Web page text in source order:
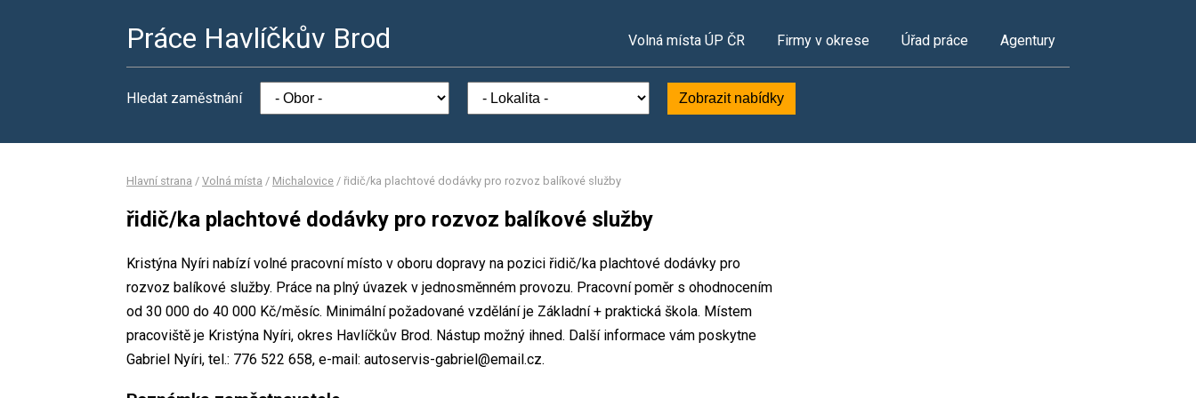
Práce Havlíčkův Brod Volná místa ÚP ČR Firmy v okrese Úřad práce Agentury
Hledat zaměstnání Zobrazit nabídky
Hlavní strana / Volná místa / Michalovice / řidič/ka plachtové dodávky pro rozvoz balíkové služby
řidič/ka plachtové dodávky pro rozvoz balíkové služby
Kristýna Nyíri nabízí volné pracovní místo v oboru dopravy na pozici řidič/ka plachtové dodávky pro
rozvoz balíkové služby. Práce na plný úvazek v jednosměnném provozu. Pracovní poměr s ohodnocením
od 30 000 do 40 000 Kč/měsíc. Minimální požadované vzdělání je Základní + praktická škola. Místem
pracoviště je Kristýna Nyíri, okres Havlíčkův Brod. Nástup možný ihned. Další informace vám poskytne
Gabriel Nyíri, tel.: 776 522 658, e-mail: autoservis-gabriel@email.cz.